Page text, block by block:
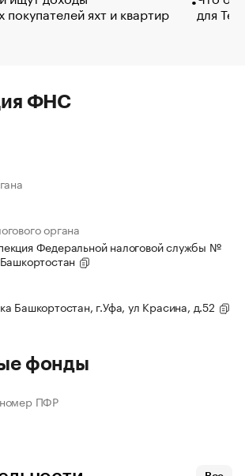
яхт и квартир
для
ФНС
органа
Федеральной налоговой службы №
Башкортостан, г.Уфа, ул Красина, д.52
фонды
ПФР